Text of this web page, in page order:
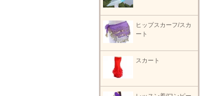
ヒップスカーフ/スカ
ート
スカート